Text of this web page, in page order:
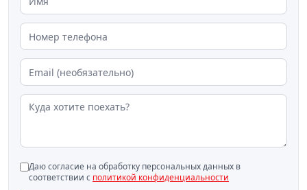
Даю согласие на обработку персональных данных в
соответствии с политикой конфиденциальности